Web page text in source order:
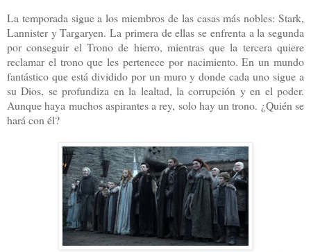
La temporada sigue a los miembros de las casas más nobles: Stark,
Lannister y Targaryen. La primera de ellas se enfrenta a la segunda
por conseguir el Trono de hierro, mientras que la tercera quiere
reclamar el trono que les pertenece por nacimiento. En un mundo
fantástico que está dividido por un muro y donde cada uno sigue a
su Dios, se profundiza en la lealtad, la corrupción y en el poder.
Aunque haya muchos aspirantes a rey, solo hay un trono. ¿Quién se
hará con él?